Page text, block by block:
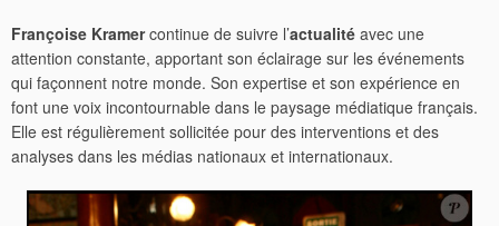
Françoise Kramercontinue de suivre l’actualité avec une
attention constante, apportant son éclairage sur les événements
qui façonnent notre monde. Son expertise et son expérience en
font une voix incontournable dans le paysage médiatique français.
Elle est régulièrement sollicitée pour des interventions et des
analyses dans les médias nationaux et internationaux.